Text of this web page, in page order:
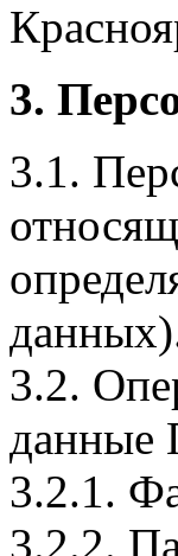
3.
3.1.
3.2.
данные
3.2.1.
3.2.2.